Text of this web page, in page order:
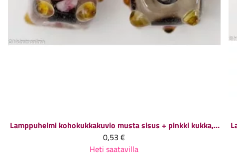
Lamppuhelmi kohokukkakuvio musta sisus + pinkki kukka, 12x9x9 mm, 1 kpl
0,53 €
Heti saatavilla